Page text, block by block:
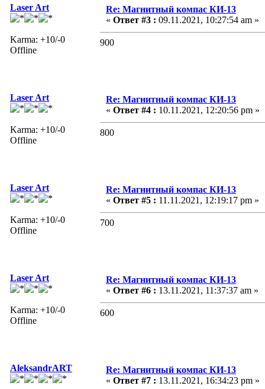
Laser Art
Karma: +10/-0
Offline
Re: Магнитный компас КИ-13
« Ответ #3 : 09.11.2021, 10:27:54 am »
900
Laser Art
Karma: +10/-0
Offline
Re: Магнитный компас КИ-13
« Ответ #4 : 10.11.2021, 12:20:56 pm »
800
Laser Art
Karma: +10/-0
Offline
Re: Магнитный компас КИ-13
« Ответ #5 : 11.11.2021, 12:19:17 pm »
700
Laser Art
Karma: +10/-0
Offline
Re: Магнитный компас КИ-13
« Ответ #6 : 13.11.2021, 11:37:37 am »
600
AleksandrART
Re: Магнитный компас КИ-13
« Ответ #7 : 13.11.2021, 16:34:23 pm »